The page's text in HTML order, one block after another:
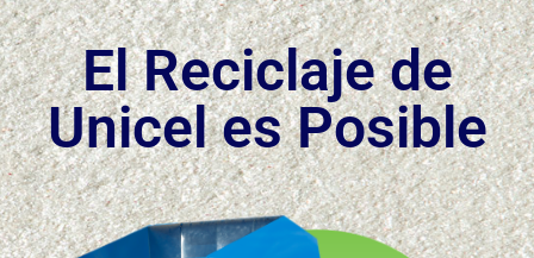
El Reciclaje de
Unicel es Posible